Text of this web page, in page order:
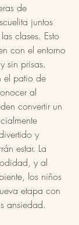
de
juntos
clases. Esto
con el entorno
sin prisas.
el patio de
al
convertir un
y
estar. La
y al
los niños
etapa con
ansiedad.